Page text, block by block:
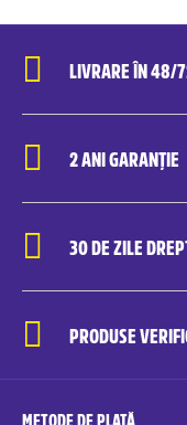
LIVRARE ÎN 48/
2 ANI GARANȚIE
30 DE ZILE
PRODUSE
METODE DE PLATĂ